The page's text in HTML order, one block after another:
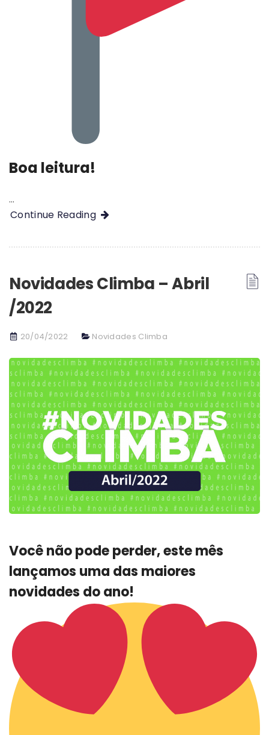
Boa leitura!
…
Continue Reading
Novidades Climba – Abril
/2022
20/04/2022 Novidades Climba
Você não pode perder, este mês
lançamos uma das maiores
novidades do ano!